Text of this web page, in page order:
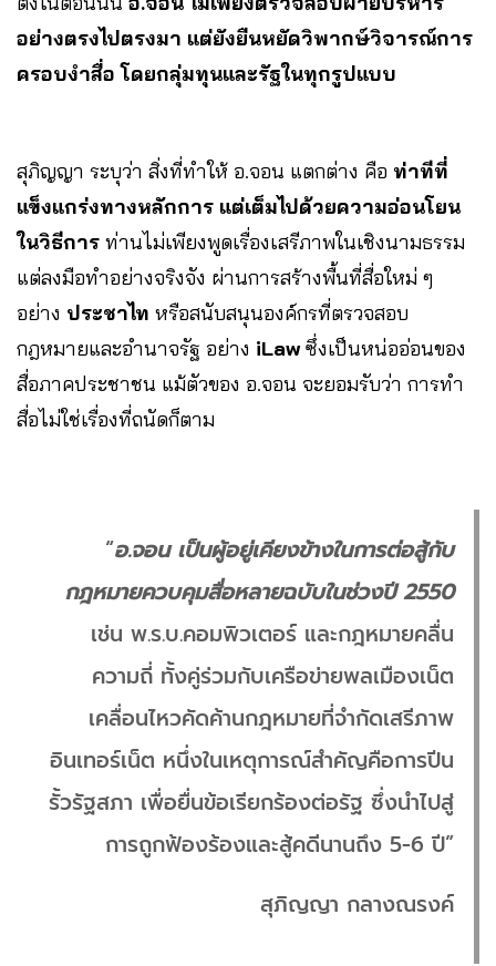
อย่างตรงไปตรงมา แต่ยังยืนหยัดวิพากษ์วิจารณ์การ
ครอบงำสื่อ โดยกลุ่มทุนและรัฐในทุกรูปแบบ
สุภิญญา ระบุว่า สิ่งที่ทำให้ อ.จอน แตกต่าง คือ ท่าทีที่
แข็งแกร่งทางหลักการ แต่เต็มไปด้วยความอ่อนโยน
ในวิธีการ ท่านไม่เพียงพูดเรื่องเสรีภาพในเชิงนามธรรม
แต่ลงมือทำอย่างจริงจัง ผ่านการสร้างพื้นที่สื่อใหม่ ๆ
อย่าง ประชาไท หรือสนับสนุนองค์กรที่ตรวจสอบ
กฎหมายและอำนาจรัฐ อย่าง iLawซึ่งเป็นหน่ออ่อนของ
สื่อภาคประชาชน แม้ตัวของ อ.จอน จะยอมรับว่า การทำ
สื่อไม่ใช่เรื่องที่ถนัดก็ตาม
“อ.จอน เป็นผู้อยู่เคียงข้างในการต่อสู้กับ
กฎหมายควบคุมสื่อหลายฉบับในช่วงปี 2550
เช่น พ.ร.บ.คอมพิวเตอร์ และกฎหมายคลื่น
ความถี่ ทั้งคู่ร่วมกับเครือข่ายพลเมืองเน็ต
เคลื่อนไหวคัดค้านกฎหมายที่จำกัดเสรีภาพ
อินเทอร์เน็ต หนึ่งในเหตุการณ์สำคัญคือการปีน
รั้วรัฐสภา เพื่อยื่นข้อเรียกร้องต่อรัฐ ซึ่งนำไปสู่
การถูกฟ้องร้องและสู้คดีนานถึง 5-6 ปี”
สุภิญญา กลางณรงค์